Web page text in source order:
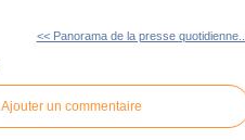
<< Panorama de la presse quotidienne...
Ajouter un commentaire